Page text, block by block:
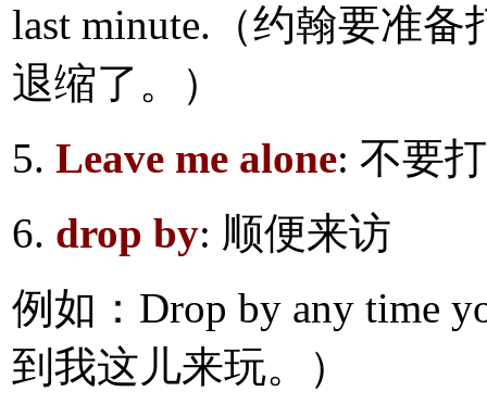
last minute.（约翰要准
退缩了。）
5. Leave me alone: 不要
6. drop by: 顺便来访
例如：Drop by any time
到我这儿来玩。）